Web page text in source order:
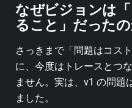
なぜビジョンは
ること」だった
さっきまで「問題はコス
に、今度はトレースとつ
ません。実は、v1 の問題
ました。